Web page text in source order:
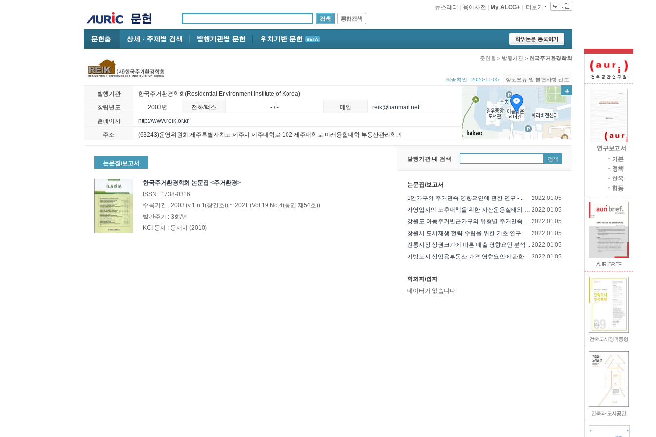
AURI BRIEF
건축도시정책동향
건축과 도시공간
더보기
My ALOG+
용어사전
뉴스레터
문헌홈 > 발행기관 > 한국주거환경학회
최종확인 : 2020-11-05 정보오류 및 불편사항 신고
+
발행기관
한국주거환경학회(Residential Environment Institute of Korea)
창립년도
2003년 전화/팩스 - / - 메일
reik@hanmail.net
홈페이지
http://www.reik.or.kr
주소
(63243)운영위원회:제주특별자치도 제주시 제주대학로 102 제주대학교 미래융합대학 부동산관리학과
논문집/보고서
한국주거환경학회 논문집 <주거환경>
ISSN : 1738-0316
수록기간 : 2003 (v.1 n.1(창간호)) ~ 2021 (Vol.19 No.4(통권 제54호))
발간주기 : 3회/년
KCI 등재 : 등재지 (2010)
발행기관 내 검색 검색
논문집/보고서
1인가구의 주거만족 영향요인에 관한 연구 - ..
2022.01.05
자영업자의 노후대책을 위한 자산운용실태와 개인.. 2022.01.05
강원도 아동주거빈곤가구의 유형별 주거만족도 분.. 2022.01.05
창원시 도시재생 전략 수립을 위한 기초 연구
2022.01.05
전통시장 상권크기에 따른 매출 영향요인 분석 .. 2022.01.05
지방도시 상업용부동산 가격 영향요인에 관한 연..2022.01.05
학회지/잡지
데이터가 없습니다